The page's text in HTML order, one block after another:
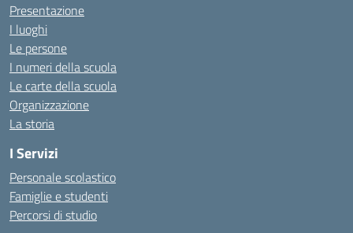
Presentazione
I luoghi
Le persone
I numeri della scuola
Le carte della scuola
Organizzazione
La storia
I Servizi
Personale scolastico
Famiglie e studenti
Percorsi di studio